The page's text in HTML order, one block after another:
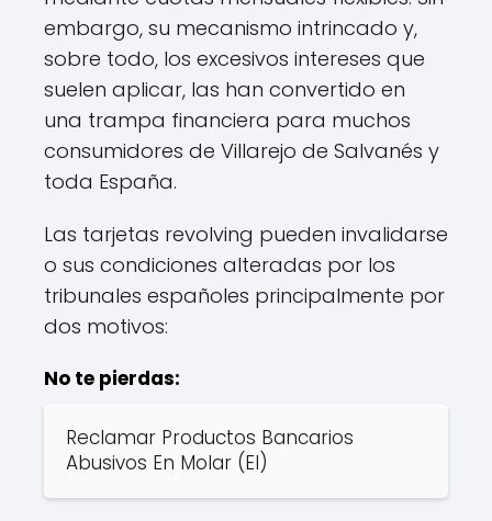
embargo, su mecanismo intrincado y,
sobre todo, los excesivos intereses que
suelen aplicar, las han convertido en
una trampa financiera para muchos
consumidores de Villarejo de Salvanés y
toda España.
Las tarjetas revolving pueden invalidarse
o sus condiciones alteradas por los
tribunales españoles principalmente por
dos motivos:
No te pierdas:
Reclamar Productos Bancarios
Abusivos En Molar (El)